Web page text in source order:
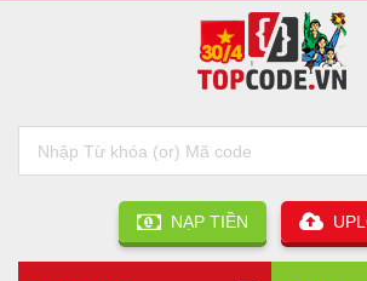
NẠP TIỀN